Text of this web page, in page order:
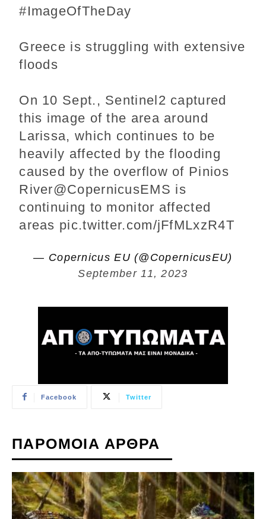
#ImageOfTheDay
Greece is struggling with extensive
floods
On 10 Sept., Sentinel2 captured
this image of the area around
Larissa, which continues to be
heavily affected by the flooding
caused by the overflow of Pinios
River@CopernicusEMS is
continuing to monitor affected
areas pic.twitter.com/jFfMLxzR4T
— Copernicus EU (@CopernicusEU)
September 11, 2023
Facebook Twitter
ΠΑΡΟΜΟΙΑ ΑΡΘΡΑ